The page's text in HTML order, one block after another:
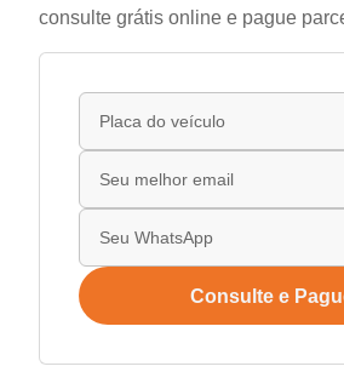
consulte grátis online e pague
Consulte e